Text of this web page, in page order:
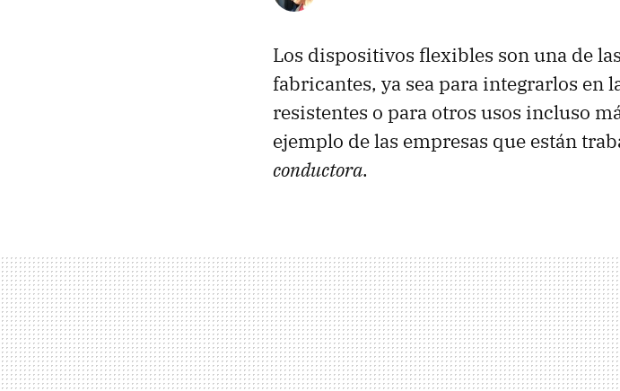
Los dispositivos flexibles son una de
fabricantes, ya sea para integrarlos en
resistentes o para otros usos incluso
ejemplo de las empresas que están
conductora.